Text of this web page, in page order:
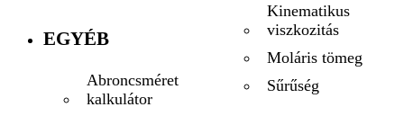
EGYÉB
Abroncsméret
kalkulátor
Kinematikus
viszkozitás
Moláris tömeg
Sűrűség